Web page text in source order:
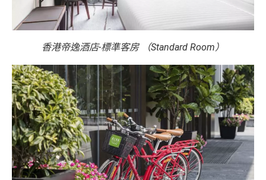
香港帝逸酒店-標準客房 （Standard Room）